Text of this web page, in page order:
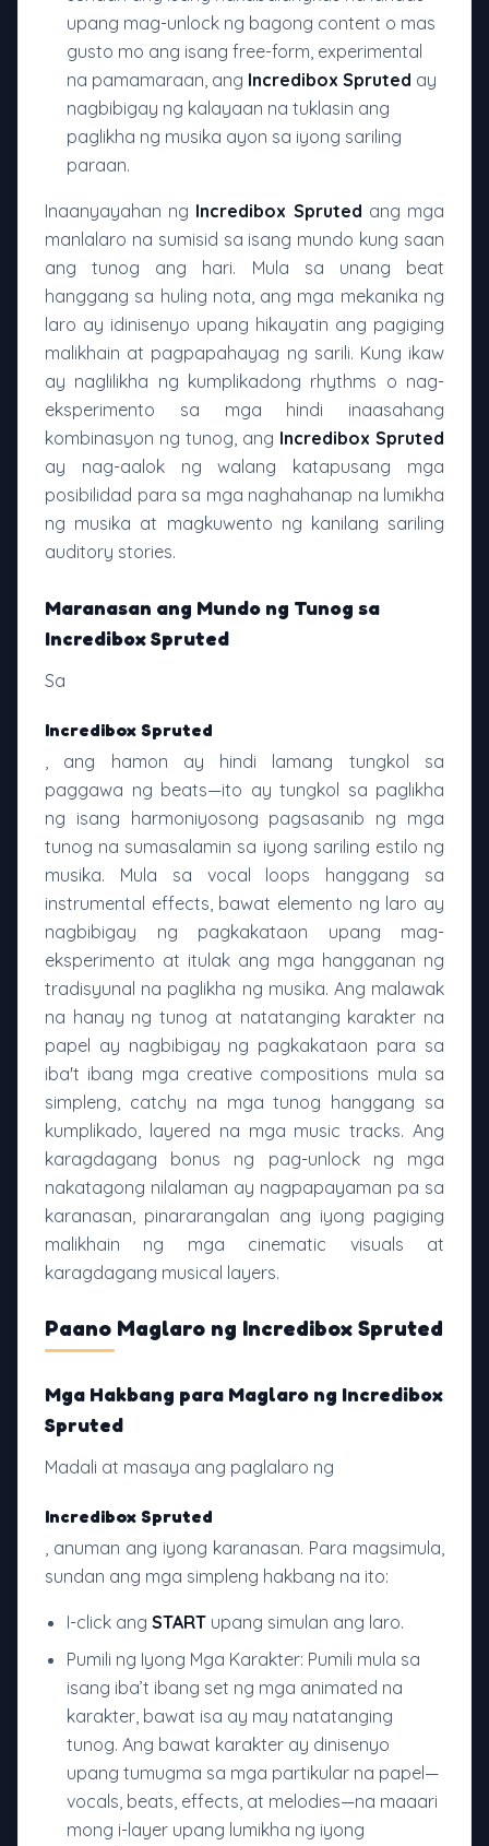
upang mag-unlock ng bagong content o mas
gusto mo ang isang free-form, experimental
na pamamaraan, ang Incredibox Spruted ay
nagbibigay ng kalayaan na tuklasin ang
paglikha ng musika ayon sa iyong sariling
paraan.
Inaanyayahan ng Incredibox Spruted ang mga
manlalaro na sumisid sa isang mundo kung saan
ang tunog ang hari. Mula sa unang beat
hanggang sa huling nota, ang mga mekanika ng
laro ay idinisenyo upang hikayatin ang pagiging
malikhain at pagpapahayag ng sarili. Kung ikaw
ay naglilikha ng kumplikadong rhythms o nag-
eksperimento sa mga hindi inaasahang
kombinasyon ng tunog, ang Incredibox Spruted
ay nag-aalok ng walang katapusang mga
posibilidad para sa mga naghahanap na lumikha
ng musika at magkuwento ng kanilang sariling
auditory stories.
Maranasan ang Mundo ng Tunog sa
Incredibox Spruted
Sa
Incredibox Spruted
, ang hamon ay hindi lamang tungkol sa
paggawa ng beats—ito ay tungkol sa paglikha
ng isang harmoniyosong pagsasanib ng mga
tunog na sumasalamin sa iyong sariling estilo ng
musika. Mula sa vocal loops hanggang sa
instrumental effects, bawat elemento ng laro ay
nagbibigay ng pagkakataon upang mag-
eksperimento at itulak ang mga hangganan ng
tradisyunal na paglikha ng musika. Ang malawak
na hanay ng tunog at natatanging karakter na
papel ay nagbibigay ng pagkakataon para sa
iba't ibang mga creative compositions mula sa
simpleng, catchy na mga tunog hanggang sa
kumplikado, layered na mga music tracks. Ang
karagdagang bonus ng pag-unlock ng mga
nakatagong nilalaman ay nagpapayaman pa sa
karanasan, pinararangalan ang iyong pagiging
malikhain ng mga cinematic visuals at
karagdagang musical layers.
Paano Maglaro ng Incredibox Spruted
Mga Hakbang para Maglaro ng Incredibox
Spruted
Madali at masaya ang paglalaro ng
Incredibox Spruted
, anuman ang iyong karanasan. Para magsimula,
sundan ang mga simpleng hakbang na ito:
I-click ang START upang simulan ang laro.
Pumili ng Iyong Mga Karakter: Pumili mula sa
isang iba’t ibang set ng mga animated na
karakter, bawat isa ay may natatanging
tunog. Ang bawat karakter ay dinisenyo
upang tumugma sa mga partikular na papel—
vocals, beats, effects, at melodies—na maaari
mong i-layer upang lumikha ng iyong